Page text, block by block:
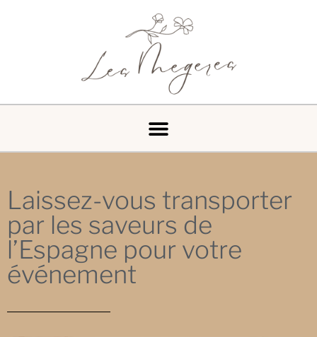
Laissez-vous transporter
par les saveurs de
l’Espagne pour votre
événement